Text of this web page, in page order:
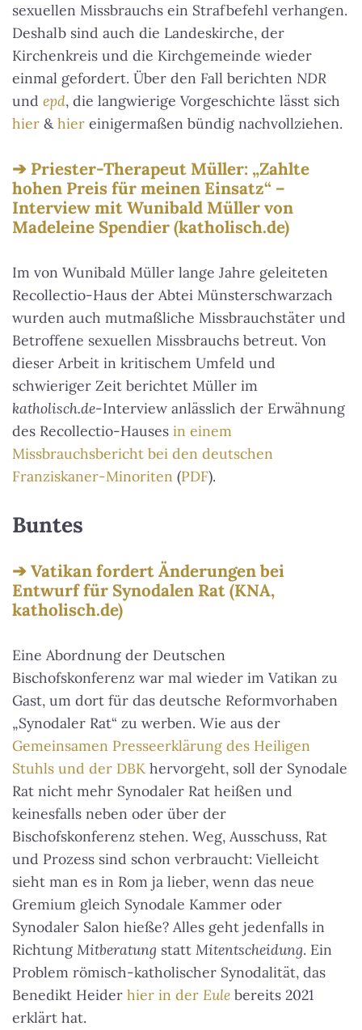
sexuellen Missbrauchs ein Strafbefehl verhangen.
Deshalb sind auch die Landeskirche, der
Kirchenkreis und die Kirchgemeinde wieder
einmal gefordert. Über den Fall berichten NDR
und epd, die langwierige Vorgeschichte lässt sich
hier &hier einigermaßen bündig nachvollziehen.
Priester-Therapeut Müller: „Zahlte
hohen Preis für meinen Einsatz“ –
Interview mit Wunibald Müller von
Madeleine Spendier (katholisch.de)
Im von Wunibald Müller lange Jahre geleiteten
Recollectio-Haus der Abtei Münsterschwarzach
wurden auch mutmaßliche Missbrauchstäter und
Betroffene sexuellen Missbrauchs betreut. Von
dieser Arbeit in kritischem Umfeld und
schwieriger Zeit berichtet Müller im
katholisch.de-Interview anlässlich der Erwähnung
des Recollectio-Hauses in einem
Missbrauchsbericht bei den deutschen
Franziskaner-Minoriten (PDF).
Buntes
Vatikan fordert Änderungen bei
Entwurf für Synodalen Rat (KNA,
katholisch.de)
Eine Abordnung der Deutschen
Bischofskonferenz war mal wieder im Vatikan zu
Gast, um dort für das deutsche Reformvorhaben
„Synodaler Rat“ zu werben. Wie aus der
Gemeinsamen Presseerklärung des Heiligen
Stuhls und der DBK hervorgeht, soll der Synodale
Rat nicht mehr Synodaler Rat heißen und
keinesfalls neben oder über der
Bischofskonferenz stehen. Weg, Ausschuss, Rat
und Prozess sind schon verbraucht: Vielleicht
sieht man es in Rom ja lieber, wenn das neue
Gremium gleich Synodale Kammer oder
Synodaler Salon hieße? Alles geht jedenfalls in
Richtung Mitberatung statt Mitentscheidung. Ein
Problem römisch-katholischer Synodalität, das
Benedikt Heider hier in der Eule bereits 2021
erklärt hat.